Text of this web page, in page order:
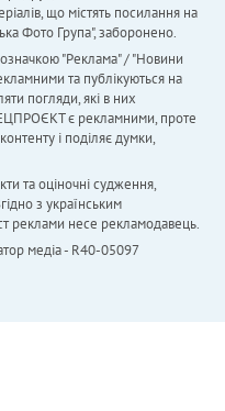
що містять посилання на
Фото Група", заборонено.
"Реклама" / "Новини
та публікуються на
погляди, які в них
є рекламними, проте
і поділяє думки,
та оціночні судження,
з українським
реклами несе рекламодавець.
медіа - R40-05097